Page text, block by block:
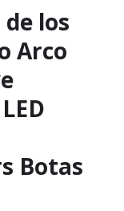
los
Arco
Botas